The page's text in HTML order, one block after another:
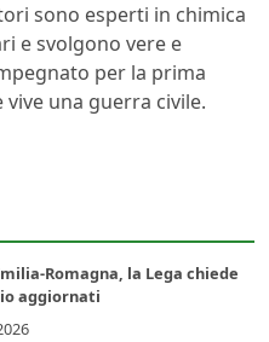
sono esperti in chimica
e svolgono vere e
per la prima
vive una guerra civile.
Romagna, la Lega chiede
aggiornati